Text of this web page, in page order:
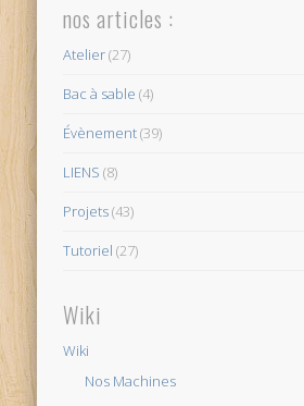
nos articles :
Atelier(27)
Bac à sable (4)
Évènement(39)
LIENS (8)
Projets(43)
Tutoriel (27)
Wiki
Wiki
Nos Machines